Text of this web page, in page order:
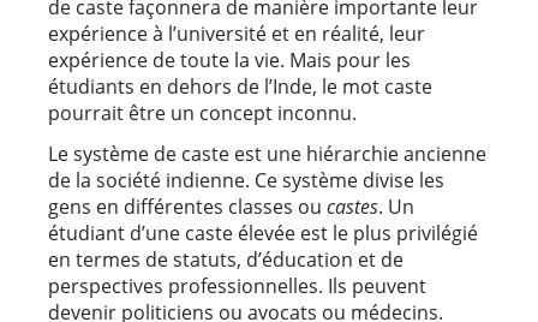
de caste façonnera de manière importante leur
expérience à l’université et en réalité, leur
expérience de toute la vie. Mais pour les
étudiants en dehors de l’Inde, le mot caste
pourrait être un concept inconnu.
Le système de caste est une hiérarchie ancienne
de la société indienne. Ce système divise les
gens en différentes classes ou castes. Un
étudiant d’une caste élevée est le plus privilégié
en termes de statuts, d’éducation et de
perspectives professionnelles. Ils peuvent
devenir politiciens ou avocats ou médecins.